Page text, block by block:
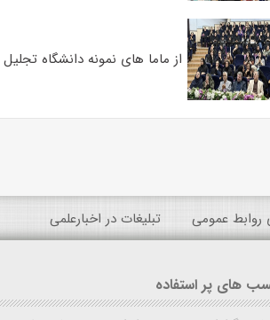
از ماما های نمونه دانشگاه
روابط عمومی تبلیغات در اخبارعلمی
های پر استفاده